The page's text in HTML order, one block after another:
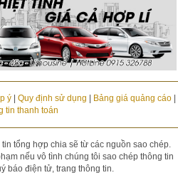
ý| Quy định sử dụng Bảng giá quảng cáo|
tin thanh toán
tổng hợp chia sẽ từ các nguồn sao chép.
nếu vô tình chúng tôi sao chép thông tin
báo điện tử, trang thông tin.